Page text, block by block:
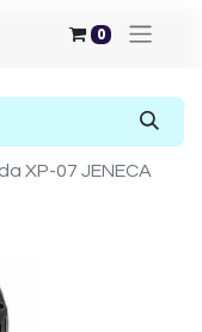
0
XP-07 JENECA